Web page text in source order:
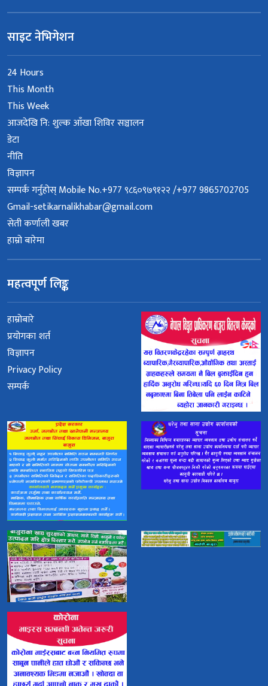
साइट नेभिगेशन
24 Hours
This Month
This Week
आजदेखि नि: शुल्क आँखा शिविर सञ्चालन
डेटा
नीति
विज्ञापन
सम्पर्क गर्नुहोस् Mobile No.+977 ९८६०९७९१२२ /+977 9865702705
Gmail-setikarnalikhabar@gmail.com
सेती कर्णाली खबर
हाम्रो बारेमा
महत्वपूर्ण लिङ्क
हाम्रोबारे
प्रयोगका शर्त
विज्ञापन
Privacy Policy
सम्पर्क